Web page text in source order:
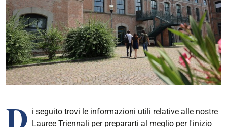
D i seguito trovi le informazioni utili relative alle nostre
Lauree Triennali per prepararti al meglio per l'inizio